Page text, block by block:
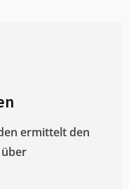
ermittelt den